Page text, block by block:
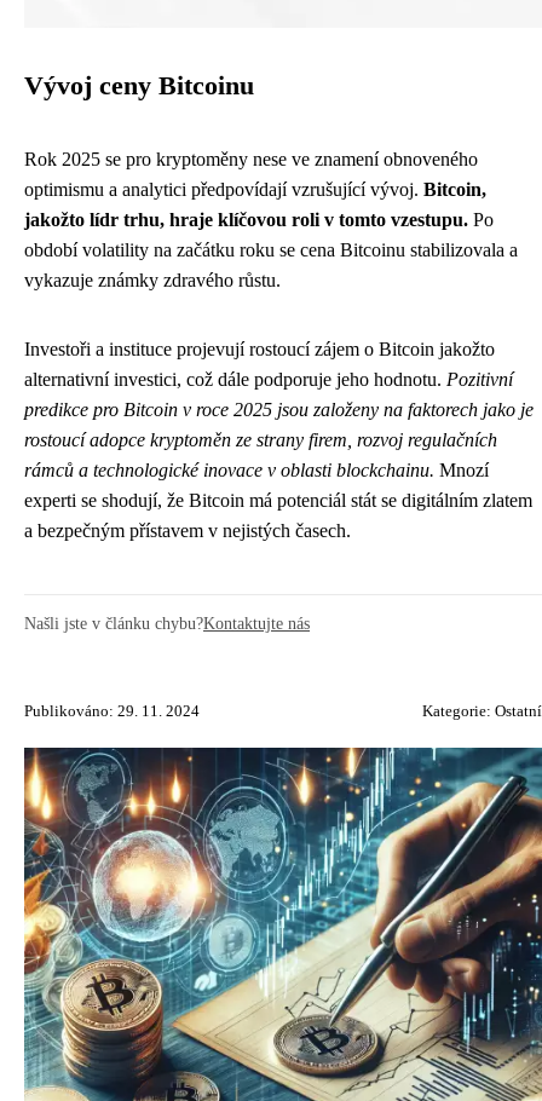
Vývoj ceny Bitcoinu
Rok 2025 se pro kryptoměny nese ve znamení obnoveného
optimismu a analytici předpovídají vzrušující vývoj. Bitcoin,
jakožto lídr trhu, hraje klíčovou roli v tomto vzestupu. Po
období volatility na začátku roku se cena Bitcoinu stabilizovala a
vykazuje známky zdravého růstu.
Investoři a instituce projevují rostoucí zájem o Bitcoin jakožto
alternativní investici, což dále podporuje jeho hodnotu. Pozitivní
predikce pro Bitcoin v roce 2025 jsou založeny na faktorech jako je
rostoucí adopce kryptoměn ze strany firem, rozvoj regulačních
rámců a technologické inovace v oblasti blockchainu. Mnozí
experti se shodují, že Bitcoin má potenciál stát se digitálním zlatem
a bezpečným přístavem v nejistých časech.
Našli jste v článku chybu?Kontaktujte nás
Publikováno: 29. 11. 2024 Kategorie: Ostatní